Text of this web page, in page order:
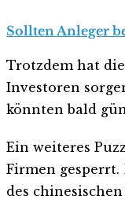
Sollten Anleger
Trotzdem hat
Investoren
könnten bald
Ein weiteres
Firmen gesperrt.
des